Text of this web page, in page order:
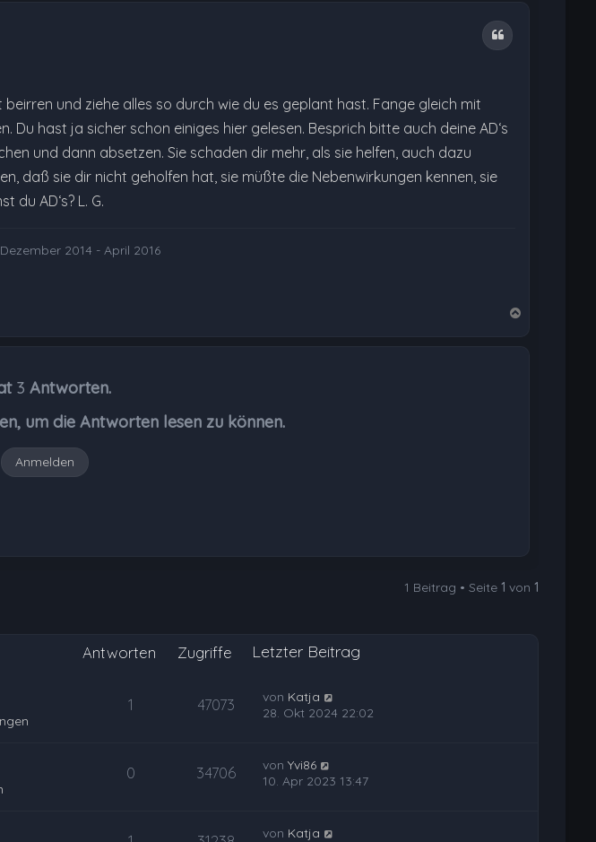
Zitat
und ziehe alles so durch wie du es geplant hast. Fange gleich mit
Du hast ja sicher schon einiges hier gelesen. Besprich bitte auch deine AD‘s
und dann absetzen. Sie schaden dir mehr, als sie helfen, auch dazu
daß sie dir nicht geholfen hat, sie müßte die Nebenwirkungen kennen, sie
du AD‘s? L. G.
2014 - April 2016
3 Antworten.
um die Antworten lesen zu können.
Anmelden
1 Beitrag • Seite1 von1
Antworten Zugriffe Letzter Beitrag
1 47073 von Katja
28. Okt 2024 22:02
0 34706 vonYvi86
10. Apr 2023 13:47
von Katja